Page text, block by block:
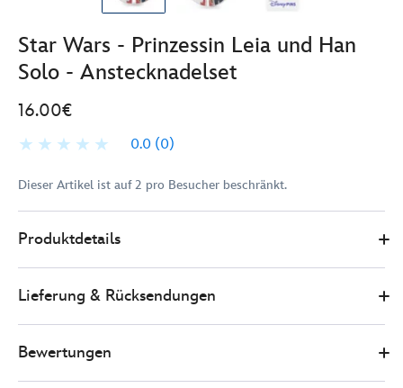
Star Wars - Prinzessin Leia und Han
Solo - Anstecknadelset
16.00€
0.0 (0)
Dieser Artikel ist auf 2 pro Besucher beschränkt.
Store
16.00
https://www.disneystore.de/star-
wars-
prinzessin-
Produktdetails
Lieferung & Rücksendungen
Bewertungen